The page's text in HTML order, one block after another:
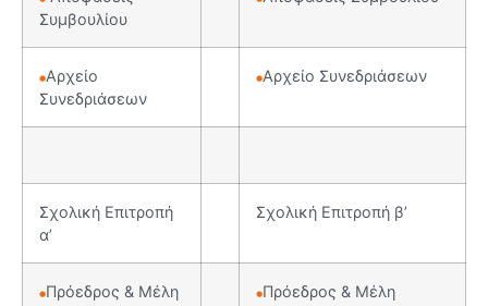
Συμβουλίου
Αρχείο
Συνεδριάσεων
Αρχείο Συνεδριάσεων
Σχολική Επιτροπή
α’
Σχολική Επιτροπή β’
Πρόεδρος & Μέλη Πρόεδρος & Μέλη